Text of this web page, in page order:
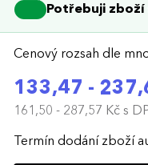
Potřebuji
Cenový rozsah dle
133,47 -
161,50 - 287,57 Kčs
Termín dodání zboží